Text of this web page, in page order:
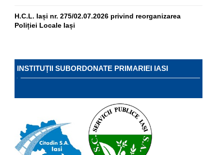
H.C.L. Iași nr. 275/02.07.2026 privind reorganizarea
Poliției Locale Iași
INSTITUȚII SUBORDONATE PRIMARIEI IASI